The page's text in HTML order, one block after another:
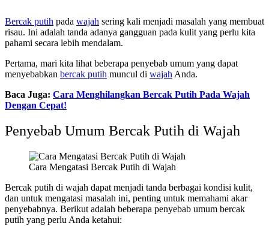
Bercak putih pada wajah sering kali menjadi masalah yang membuat
risau. Ini adalah tanda adanya gangguan pada kulit yang perlu kita
pahami secara lebih mendalam.
Pertama, mari kita lihat beberapa penyebab umum yang dapat
menyebabkan bercak putih muncul di wajah Anda.
Baca Juga: Cara Menghilangkan Bercak Putih Pada Wajah
Dengan Cepat!
Penyebab Umum Bercak Putih di Wajah
Cara Mengatasi Bercak Putih di Wajah
Bercak putih di wajah dapat menjadi tanda berbagai kondisi kulit,
dan untuk mengatasi masalah ini, penting untuk memahami akar
penyebabnya. Berikut adalah beberapa penyebab umum bercak
putih yang perlu Anda ketahui: